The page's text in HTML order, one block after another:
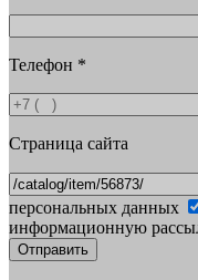
Телефон *
Страница сайта
персональных данных
информационную
Отправить